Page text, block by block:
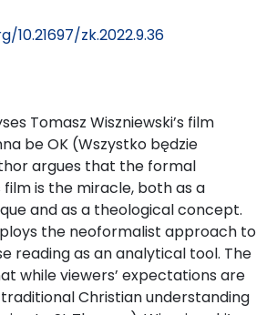
zk.2022.9.36
Tomasz Wiszniewski’s film
be OK (Wszystko będzie
argues that the formal
is the miracle, both as a
and as a theological concept.
the neoformalist approach to
reading as an analytical tool. The
while viewers’ expectations are
Christian understanding